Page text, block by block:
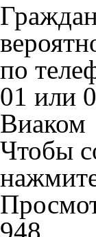
по
01 или
Виаком
Чтобы